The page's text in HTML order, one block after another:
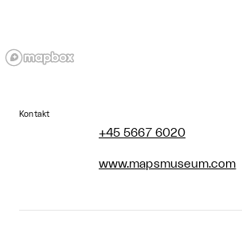
Kontakt
+45 5667 6020
www.mapsmuseum.com